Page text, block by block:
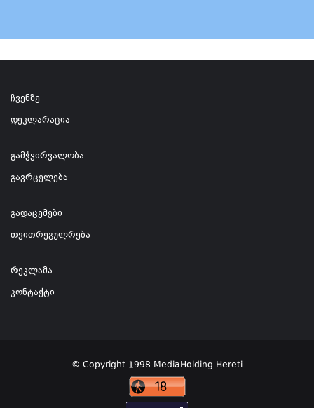
ჩვენზე
დეკლარაცია
გამჭვირვალობა
გავრცელება
გადაცემები
თვითრეგულრება
რეკლამა
კონტაქტი
© Copyright 1998 MediaHolding Hereti